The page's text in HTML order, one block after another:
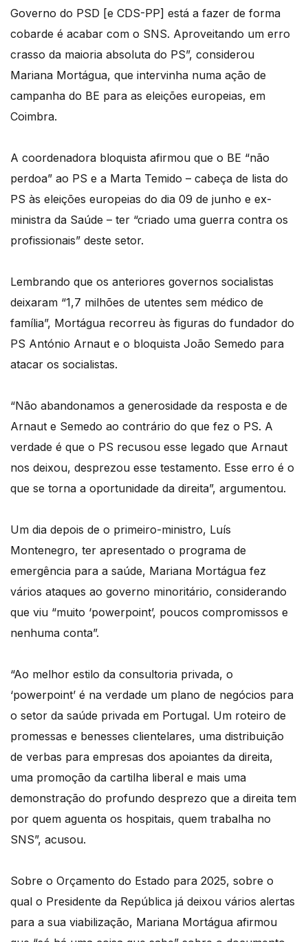
Governo do PSD [e CDS-PP] está a fazer de forma
cobarde é acabar com o SNS. Aproveitando um erro
crasso da maioria absoluta do PS”, considerou
Mariana Mortágua, que intervinha numa ação de
campanha do BE para as eleições europeias, em
Coimbra.
A coordenadora bloquista afirmou que o BE “não
perdoa” ao PS e a Marta Temido – cabeça de lista do
PS às eleições europeias do dia 09 de junho e ex-
ministra da Saúde – ter “criado uma guerra contra os
profissionais” deste setor.
Lembrando que os anteriores governos socialistas
deixaram “1,7 milhões de utentes sem médico de
família”, Mortágua recorreu às figuras do fundador do
PS António Arnaut e o bloquista João Semedo para
atacar os socialistas.
“Não abandonamos a generosidade da resposta e de
Arnaut e Semedo ao contrário do que fez o PS. A
verdade é que o PS recusou esse legado que Arnaut
nos deixou, desprezou esse testamento. Esse erro é o
que se torna a oportunidade da direita”, argumentou.
Um dia depois de o primeiro-ministro, Luís
Montenegro, ter apresentado o programa de
emergência para a saúde, Mariana Mortágua fez
vários ataques ao governo minoritário, considerando
que viu “muito ‘powerpoint’, poucos compromissos e
nenhuma conta”.
“Ao melhor estilo da consultoria privada, o
‘powerpoint’ é na verdade um plano de negócios para
o setor da saúde privada em Portugal. Um roteiro de
promessas e benesses clientelares, uma distribuição
de verbas para empresas dos apoiantes da direita,
uma promoção da cartilha liberal e mais uma
demonstração do profundo desprezo que a direita tem
por quem aguenta os hospitais, quem trabalha no
SNS”, acusou.
Sobre o Orçamento do Estado para 2025, sobre o
qual o Presidente da República já deixou vários alertas
para a sua viabilização, Mariana Mortágua afirmou